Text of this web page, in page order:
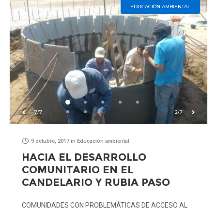
EDUCACIÓN AMBIENTAL
7/7 2/7
9 octubre, 2017 in Educación ambiental
HACIA EL DESARROLLO
COMUNITARIO EN EL
CANDELARIO Y RUBIA PASO
COMUNIDADES CON PROBLEMÁTICAS DE ACCESO AL